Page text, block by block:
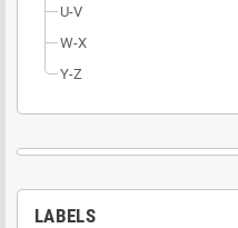
U-V
W-X
Y-Z
LABELS